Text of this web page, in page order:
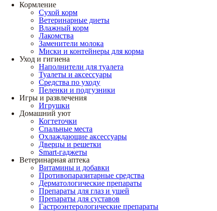
Кормление
Сухой корм
Ветеринарные диеты
Влажный корм
Лакомства
Заменители молока
Миски и контейнеры для корма
Уход и гигиена
Наполнители для туалета
Туалеты и аксессуары
Средства по уходу
Пеленки и подгузники
Игры и развлечения
Игрушки
Домашний уют
Когтеточки
Спальные места
Охлаждающие аксессуары
Дверцы и решетки
Smart-гаджеты
Ветеринарная аптека
Витамины и добавки
Противопаразитарные средства
Дерматологические препараты
Препараты для глаз и ушей
Препараты для суставов
Гастроэнтерологические препараты